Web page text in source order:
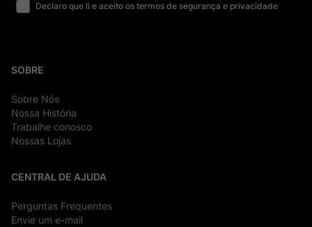
Declaro que li e aceito os termos de segurança e privacidade
SOBRE
Sobre Nós
Nossa História
Trabalhe conosco
Nossas Lojas
CENTRAL DE AJUDA
Perguntas Frequentes
Envie um e-mail